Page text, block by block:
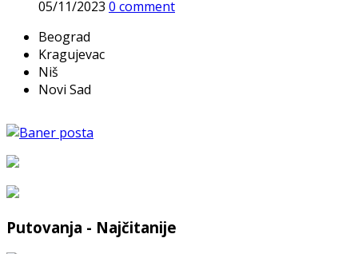
05/11/2023 0 comment
Beograd
Kragujevac
Niš
Novi Sad
Putovanja - Najčitanije